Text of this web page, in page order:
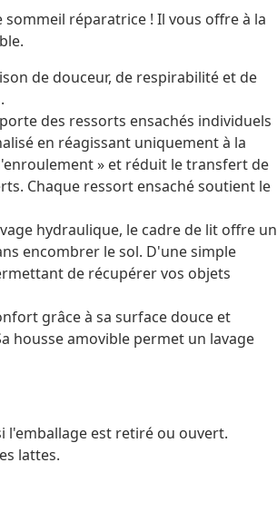
réparatrice ! Il vous offre à la
de douceur, de respirabilité et de
des ressorts ensachés individuels
en réagissant uniquement à la
» et réduit le transfert de
Chaque ressort ensaché soutient le
hydraulique, le cadre de lit offre un
encombrer le sol. D'une simple
de récupérer vos objets
grâce à sa surface douce et
housse amovible permet un lavage
l'emballage est retiré ou ouvert.
lattes.